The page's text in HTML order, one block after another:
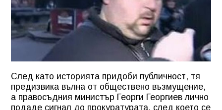
След като историята придоби публичност, тя
предизвика вълна от обществено възмущение,
а правосъдния министър Георги Георгиев лично
подаде сигнал до прокуратурата, след което се